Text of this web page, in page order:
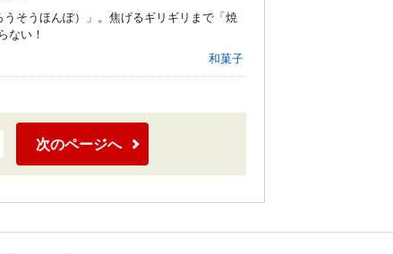
そうほんぽ）」。焦げるギリギリまで「焼
ない！
和菓子
次のページへ